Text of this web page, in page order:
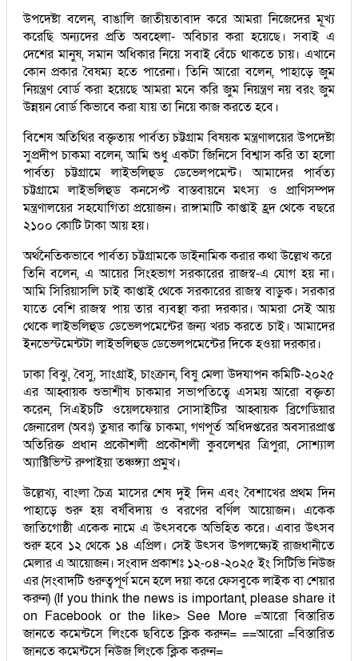
উপদেষ্টা বলেন, বাঙালি জাতীয়তাবাদ করে আমরা নিজেদের মূখ্য
করেছি অন্যদের প্রতি অবহেলা- অবিচার করা হয়েছে। সবাই এ
দেশের মানুষ, সমান অধিকার নিয়ে সবাই বেঁচে থাকতে চায়। এখানে
কোন প্রকার বৈষম্য হতে পারেনা। তিনি আরো বলেন, পাহাড়ে জুম
নিয়ন্ত্রণ বোর্ড করা হয়েছে আমরা মনে করি জুম নিয়ন্ত্রণ নয় বরং জুম
উন্নয়ন বোর্ড কিভাবে করা যায় তা নিয়ে কাজ করতে হবে।
বিশেষ অতিথির বক্তৃতায় পার্বত্য চট্টগ্রাম বিষয়ক মন্ত্রণালয়ের উপদেষ্টা
সুপ্রদীপ চাকমা বলেন, আমি শুধু একটা জিনিসে বিশ্বাস করি তা হলো
পার্বত্য চট্টগ্রামে লাইভলিহুড ডেভেলপমেন্ট। আমাদের পার্বত্য
চট্টগ্রামে লাইভলিহুড কনসেপ্ট বাস্তবায়নে মৎস্য ও প্রাণিসম্পদ
মন্ত্রণালয়ের সহযোগিতা প্রয়োজন। রাঙ্গামাটি কাপ্তাই হ্রদ থেকে বছরে
২১০০ কোটি টাকা আয় হয়।
অর্থনৈতিকভাবে পার্বত্য চট্টগ্রামকে ডাইনামিক করার কথা উল্লেখ করে
তিনি বলেন, এ আয়ের সিংহভাগ সরকারের রাজস্ব-এ যোগ হয় না।
আমি সিরিয়াসলি চাই কাপ্তাই থেকে সরকারের রাজস্ব বাড়ুক। সরকার
যাতে বেশি রাজস্ব পায় তার ব্যবস্থা করা দরকার। আমরা সেই আয়
থেকে লাইভলিহুড ডেভেলপমেন্টের জন্য খরচ করতে চাই। আমাদের
ইনভেস্টমেন্টটা লাইভলিহুড ডেভেলপমেন্টের দিকে হওয়া দরকার।
ঢাকা বিঝু, বৈসু, সাংগ্রাই, চাংক্রান, বিষু মেলা উদযাপন কমিটি-২০২৫
এর আহ্বায়ক শুভাশীষ চাকমার সভাপতিত্বে এসময় আরো বক্তৃতা
করেন, সিএইচটি ওয়েলফেয়ার সোসাইটির আহ্বায়ক ব্রিগেডিয়ার
জেনারেল (অবঃ) তুষার কান্তি চাকমা, গণপূর্ত অধিদপ্তরের অবসারপ্রাপ্ত
অতিরিক্ত প্রধান প্রকৌশলী প্রকৌশলী কুবলেশ্বর ত্রিপুরা, সোশ্যাল
অ্যাক্টিভিস্ট রুপাইয়া তঞ্চঙ্গ্যা প্রমুখ।
উল্লেখ্য, বাংলা চৈত্র মাসের শেষ দুই দিন এবং বৈশাখের প্রথম দিন
পাহাড়ে শুরু হয় বর্ষবিদায় ও বরণের বর্ণিল আয়োজন। একেক
জাতিগোষ্ঠী একেক নামে এ উৎসবকে অভিহিত করে। এবার উৎসব
শুরু হবে ১২ থেকে ১৪ এপ্রিল। সেই উৎসব উপলক্ষ্যেই রাজধানীতে
মেলার এ আয়োজন। সংবাদ প্রকাশঃ ১২-০৪-২০২৫ ইং সিটিভি নিউজ
এর (সংবাদটি গুরুত্বপূর্ণ মনে হলে দয়া করে ফেসবুকে লাইক বা শেয়ার
করুন) (If you think the news is important, please share it
on Facebook or the like> See More =আরো বিস্তারিত
জানতে কমেন্টসে লিংকে ছবিতে ক্লিক করুন= ==আরো =বিস্তারিত
জানতে কমেন্টসে নিউজ লিংকে ক্লিক করুন=